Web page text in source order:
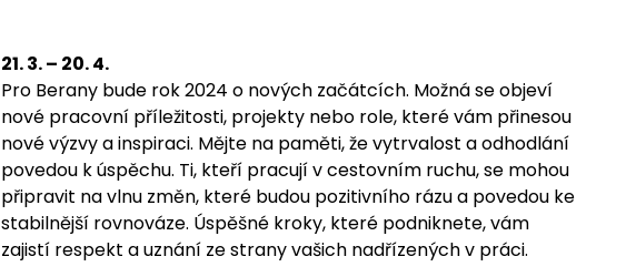
21. 3. – 20. 4.
Pro Berany bude rok 2024 o nových začátcích. Možná se objeví
nové pracovní příležitosti, projekty nebo role, které vám přinesou
nové výzvy a inspiraci. Mějte na paměti, že vytrvalost a odhodlání
povedou k úspěchu. Ti, kteří pracují v cestovním ruchu, se mohou
připravit na vlnu změn, které budou pozitivního rázu a povedou ke
stabilnější rovnováze. Úspěšné kroky, které podniknete, vám
zajistí respekt a uznání ze strany vašich nadřízených v práci.